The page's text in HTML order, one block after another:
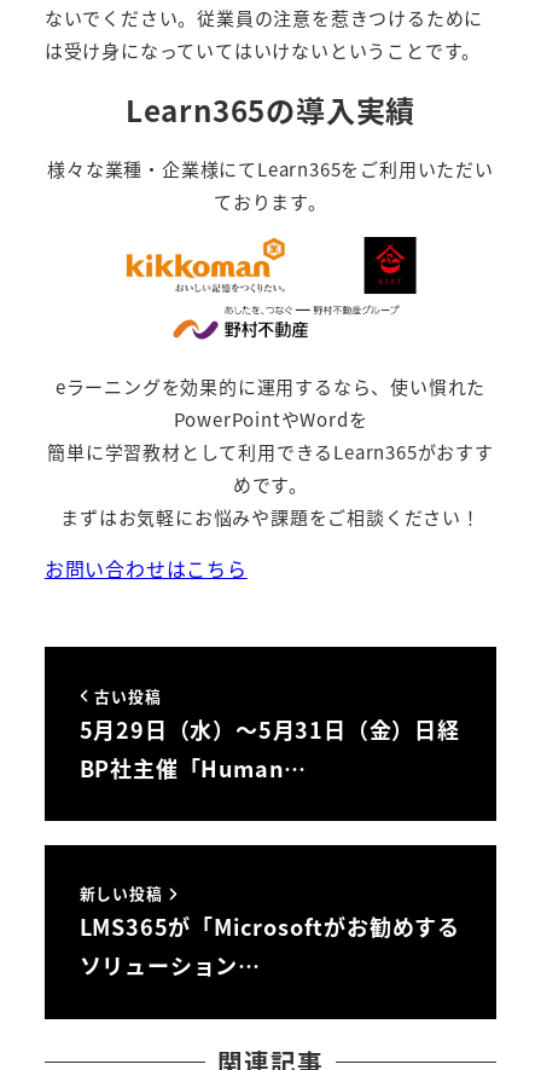
ないでください。従業員の注意を惹きつけるために
は受け身になっていてはいけないということです。
Learn365の導入実績
様々な業種・企業様にてLearn365をご利用いただい
ております。
eラーニングを効果的に運用するなら、使い慣れた
PowerPointやWordを
簡単に学習教材として利用できるLearn365がおすす
めです。
まずはお気軽にお悩みや課題をご相談ください！
お問い合わせはこちら
古い投稿
5月29日（水）～5月31日（金）日経
BP社主催「Human…
新しい投稿
LMS365が「Microsoftがお勧めする
ソリューション…
関連記事